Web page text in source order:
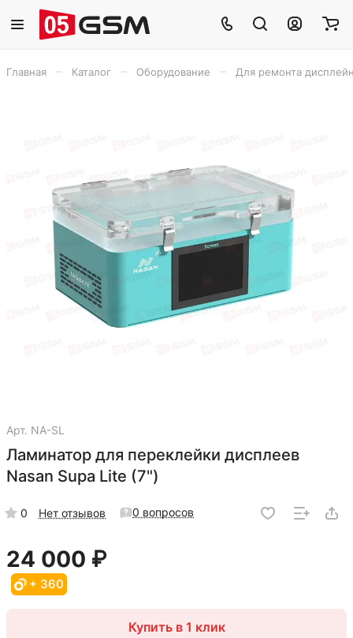
Главная Каталог Оборудование Для ремонта
Арт. NA-SL
Ламинатор для переклейки дисплеев
Nasan Supa Lite (7")
0 Нет отзывов 0 вопросов
24 000 ₽
+ 360
Купить в 1 клик